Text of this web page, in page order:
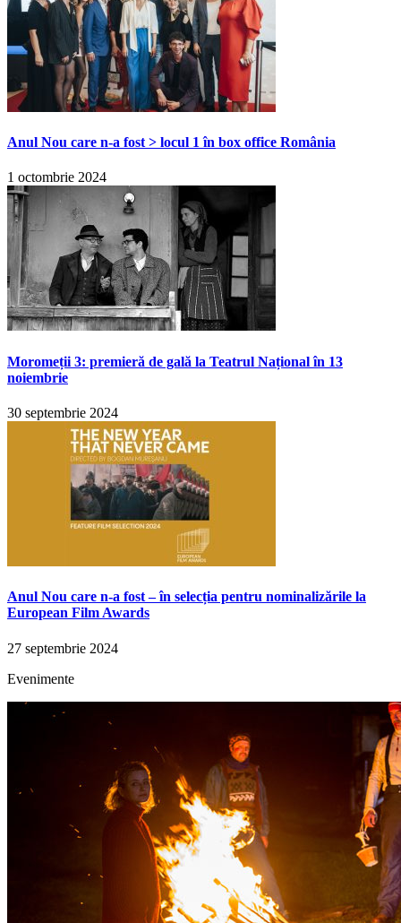
Anul Nou care n-a fost > locul 1 în box office România
1 octombrie 2024
Moromeții 3: premieră de gală la Teatrul Național în 13
noiembrie
30 septembrie 2024
Anul Nou care n-a fost – în selecția pentru nominalizările la
European Film Awards
27 septembrie 2024
Evenimente